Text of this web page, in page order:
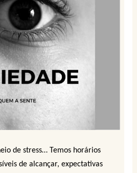
de stress… Temos horários
de alcançar, expectativas